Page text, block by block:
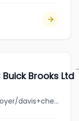
Brooks Ltd
jobbank.gc.ca/browsejobs/employer/davis+chevrolet+gmc+buick+brooks+ltd/ca